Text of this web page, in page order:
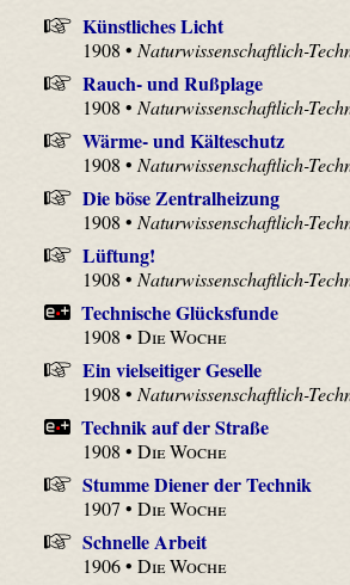
Künstliches Licht
1908 •Naturwissenschaftlich-
Rauch- und Rußplage
1908 •Naturwissenschaftlich-
Wärme- und Kälteschutz
1908 •Naturwissenschaftlich-
Die böse Zentralheizung
1908 • Naturwissenschaftlich-
Lüftung!
1908 • Naturwissenschaftlich-
Technische Glücksfunde
1908 •Die Woche
Ein vielseitiger Geselle
1908 • Naturwissenschaftlich-
Technik auf der Straße
1908 •Die Woche
Stumme Diener der Technik
1907 •Die Woche
Schnelle Arbeit
1906 •Die Woche